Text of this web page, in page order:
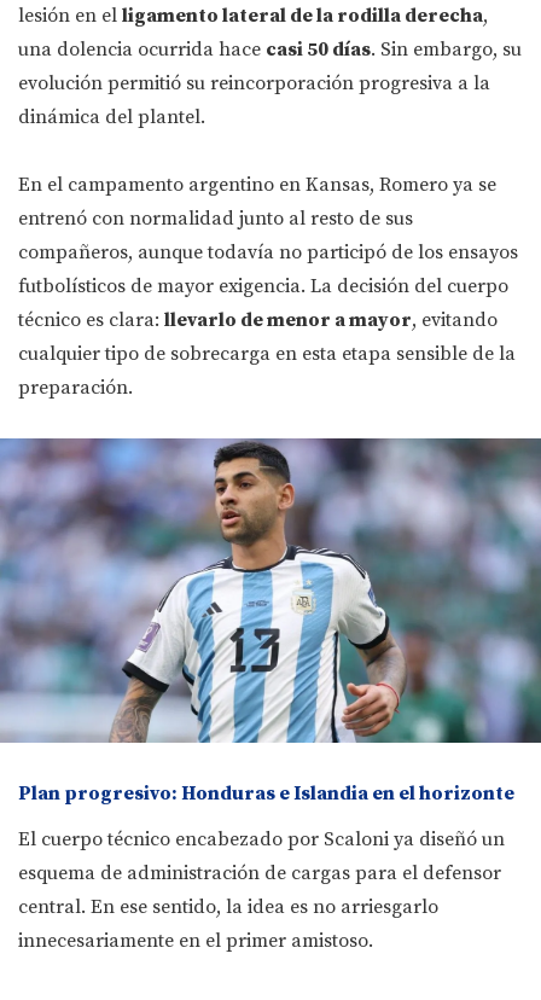
lesión en el ligamento lateral de la rodilla derecha,
una dolencia ocurrida hace casi 50 días. Sin embargo, su
evolución permitió su reincorporación progresiva a la
dinámica del plantel.
En el campamento argentino en Kansas, Romero ya se
entrenó con normalidad junto al resto de sus
compañeros, aunque todavía no participó de los ensayos
futbolísticos de mayor exigencia. La decisión del cuerpo
técnico es clara: llevarlo de menor a mayor, evitando
cualquier tipo de sobrecarga en esta etapa sensible de la
preparación.
Plan progresivo: Honduras e Islandia en el horizonte
El cuerpo técnico encabezado por Scaloni ya diseñó un
esquema de administración de cargas para el defensor
central. En ese sentido, la idea es no arriesgarlo
innecesariamente en el primer amistoso.